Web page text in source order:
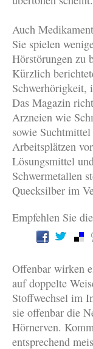
Auch
Sie spielen
Hörstörungen zu
Kürzlich
Schwerhörigkeit,
Das Magazin
Arzneien wie
sowie
Arbeitsplätzen
Lösungsmittel
Schwermetallen
Quecksilber im
Empfehlen Sie
Offenbar wirken
auf doppelte
Stoffwechsel im
sie offenbar die
Hörnerven.
entsprechend